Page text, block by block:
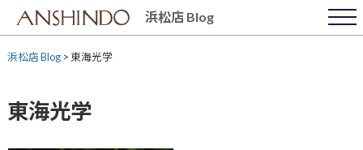
content
浜松店 Blog
浜松店 Blog> 東海光学
東海光学